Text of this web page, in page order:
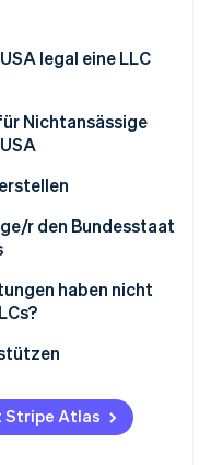
Lösungen für die
legal eine LLC
Nichtansässige
r den Bundesstaat
für
r:
haben nicht
beantragen
Erhalt der EIN-
Stripe Atlas